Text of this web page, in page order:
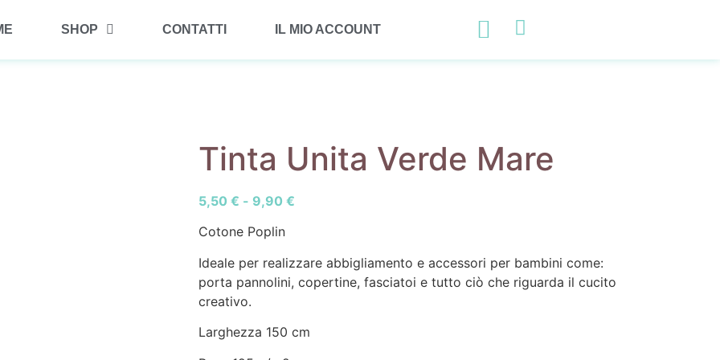
SHOP CONTATTI IL MIO ACCOUNT
Tinta Unita Verde Mare
5,50 € - 9,90 €
Cotone Poplin
Ideale per realizzare abbigliamento e accessori per bambini come:
porta pannolini, copertine, fasciatoi e tutto ciò che riguarda il cucito
creativo.
Larghezza 150 cm